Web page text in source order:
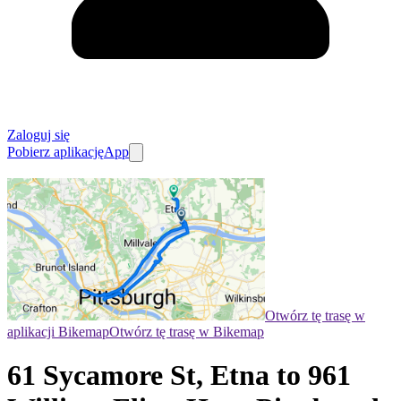
Zaloguj się
Pobierz aplikacjęApp
Otwórz tę trasę w
aplikacji BikemapOtwórz tę trasę w Bikemap
61 Sycamore St, Etna to 961